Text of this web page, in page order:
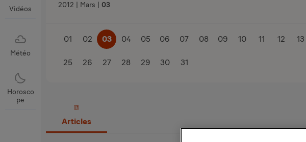
Vidéos
Météo
Horosco
pe
2012 Mars 03
01 02 03 04 05 06 07 08 09 10 11 12 13
25 26 27 28 29 30 31
Articles